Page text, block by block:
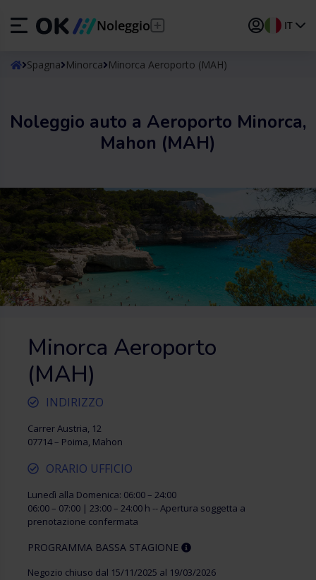
Noleggio IT
ESEspañol
DE Deutsch
PT
Português
TR
Türkçe
Spagna Minorca Minorca Aeroporto (MAH)
Noleggio auto a Aeroporto Minorca,
Mahon (MAH)
Minorca Aeroporto
(MAH)
INDIRIZZO
Carrer Austria, 12
07714 – Poima, Mahon
ORARIO UFFICIO
Lunedì alla Domenica: 06:00 – 24:00
06:00 – 07:00 | 23:00 – 24:00 h -- Apertura soggetta a
prenotazione confermata
PROGRAMMA BASSA STAGIONE
Negozio chiuso dal 15/11/2025 al 19/03/2026